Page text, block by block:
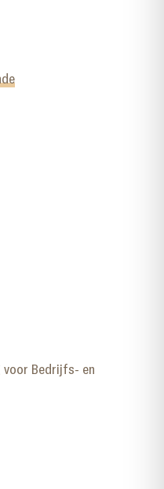
voor Bedrijfs- en